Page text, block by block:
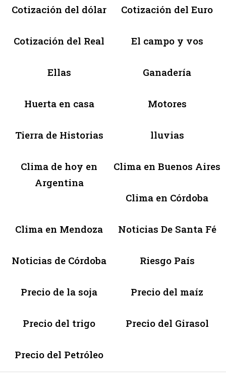
Cotización del dólar Cotización del Euro
Cotización del Real El campo y vos
Ellas Ganadería
Huerta en casa Motores
Tierra de Historias lluvias
Clima de hoy en
Argentina
Clima en Buenos Aires
Clima en Córdoba
Clima en Mendoza Noticias De Santa Fé
Noticias de Córdoba Riesgo País
Precio de la soja Precio del maíz
Precio del trigo Precio del Girasol
Precio del Petróleo